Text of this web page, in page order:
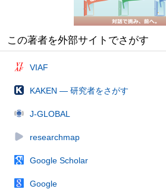
この著者を外部サイトでさがす
VIAF
KAKEN — 研究者をさがす
J-GLOBAL
researchmap
Google Scholar
Google